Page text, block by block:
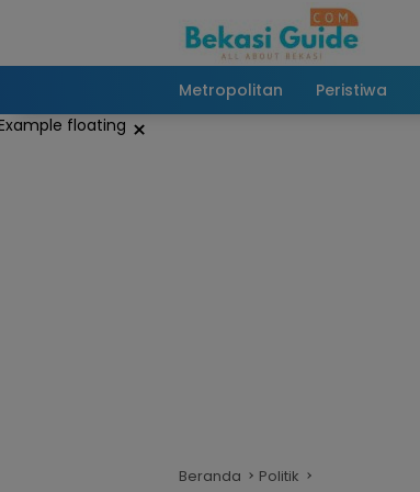
Metropolitan Peristiwa
×
Beranda Politik